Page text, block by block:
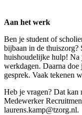
Aan het werk
Ben je student of
bijbaan in de thuiszorg?
huishoudelijke hulp!
werkdagen. Daarna
gesprek. Vaak tekenen
Heb je vragen? Dat kan
Medewerker
laurens.kamp@tzorg.nl.